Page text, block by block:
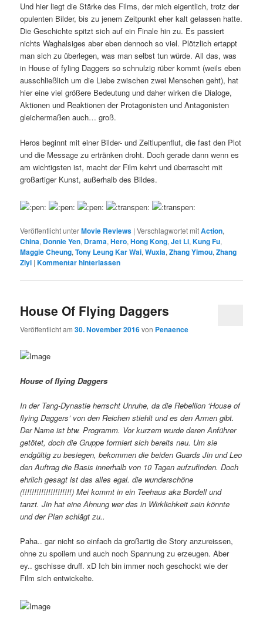
Und hier liegt die Stärke des Films, der mich eigentlich, trotz der
opulenten Bilder, bis zu jenem Zeitpunkt eher kalt gelassen hatte.
Die Geschichte spitzt sich auf ein Finale hin zu. Es passiert
nichts Waghalsiges aber eben dennoch so viel. Plötzlich ertappt
man sich zu überlegen, was man selbst tun würde. All das, was
in House of fyling Daggers so schnulzig rüber kommt (weils eben
ausschließlich um die Liebe zwischen zwei Menschen geht), hat
hier eine viel größere Bedeutung und daher wirken die Dialoge,
Aktionen und Reaktionen der Protagonisten und Antagonisten
gleichermaßen auch… groß.
Heros beginnt mit einer Bilder- und Zeitlupenflut, die fast den Plot
und die Message zu ertränken droht. Doch gerade dann wenn es
am wichtigsten ist, macht der Film kehrt und überrascht mit
großartiger Kunst, außerhalb des Bildes.
Veröffentlicht unterMovie Reviews |Verschlagwortet mitAction,
China, Donnie Yen, Drama,Hero,Hong Kong,Jet Li,Kung Fu,
Maggie Cheung,Tony Leung Kar Wai,Wuxia,Zhang Yimou,Zhang
Ziyi |Kommentar hinterlassen
House Of Flying Daggers
Veröffentlicht am30. November 2016von Penaence
House of flying Daggers
In der Tang-Dynastie herrscht Unruhe, da die Rebellion ‘House of
flying Daggers’ von den Reichen stiehlt und es den Armen gibt.
Der Name ist btw. Programm. Vor kurzem wurde deren Anführer
getötet, doch die Gruppe formiert sich bereits neu. Um sie
endgültig zu besiegen, bekommen die beiden Guards Jin und Leo
den Auftrag die Basis innerhalb von 10 Tagen aufzufinden. Doch
ehrlich gesagt ist das alles egal. die wunderschöne
(!!!!!!!!!!!!!!!!!!!!!) Mei kommt in ein Teehaus aka Bordell und
tanzt. Jin hat eine Ahnung wer das in Wirklichkeit sein könnte
und der Plan schlägt zu..
Paha.. gar nicht so einfach da großartig die Story anzureissen,
ohne zu spoilern und auch noch Spannung zu erzeugen. Aber
ey.. gschisse druff. xD Ich bin immer noch geschockt wie der
Film sich entwickelte.